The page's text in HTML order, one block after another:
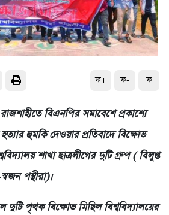
ফ+ ফ- ফ
বিএনপির সমাবেশে প্রকাশ্যে
হত্যার হুমকি দেওয়ার প্রতিবাদে বিক্ষোভ
শাখা ছাত্রলীগের দুটি গ্রুপ ( বিলুপ্ত
পন্থীরা)।
পৃথক বিক্ষোভ মিছিল বিশ্ববিদ্যালয়ের